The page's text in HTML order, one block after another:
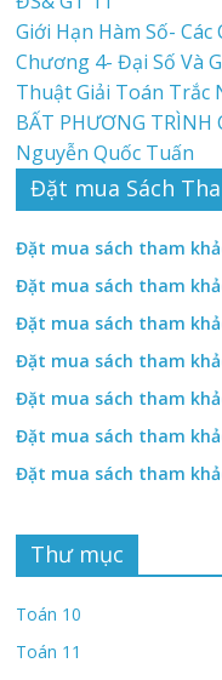
Giới Hạn Hàm Số-
Chương 4- Đại Số Và
Thuật Giải Toán Trắc
BẤT PHƯƠNG TRÌNH
Nguyễn Quốc Tuấn
Đặt mua Sách
Đặt mua sách tham
Đặt mua sách tham
Đặt mua sách tham
Đặt mua sách tham
Đặt mua sách tham
Đặt mua sách tham
Đặt mua sách tham
Thư mục
Toán 10
Toán 11